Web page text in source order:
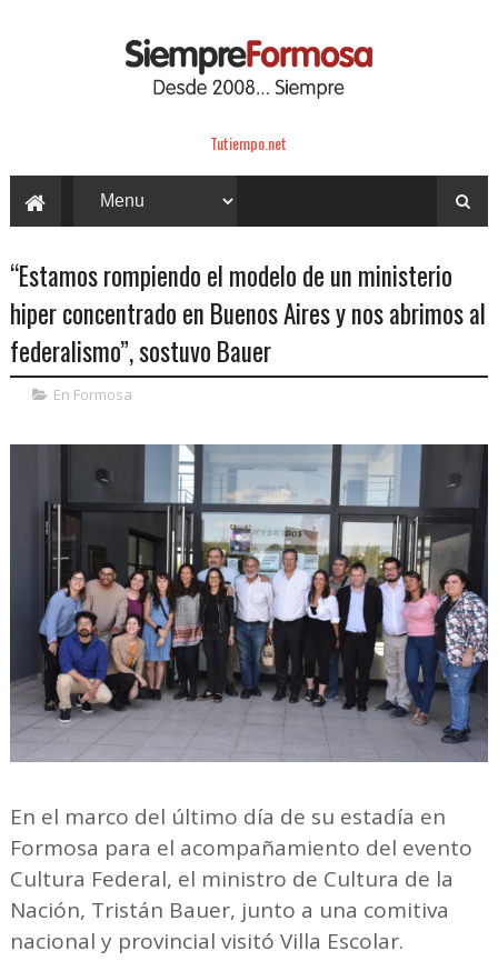
Tutiempo.net
“Estamos rompiendo el modelo de un ministerio
hiper concentrado en Buenos Aires y nos abrimos al
federalismo”, sostuvo Bauer
En Formosa
En el marco del último día de su estadía en
Formosa para el acompañamiento del evento
Cultura Federal, el ministro de Cultura de la
Nación, Tristán Bauer, junto a una comitiva
nacional y provincial visitó Villa Escolar.